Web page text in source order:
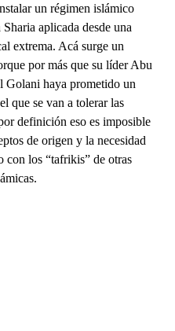
un régimen islámico
aplicada desde una
extrema. Acá surge un
por más que su líder Abu
Golani haya prometido un
que se van a tolerar las
definición eso es imposible
de origen y la necesidad
con los “tafrikis” de otras